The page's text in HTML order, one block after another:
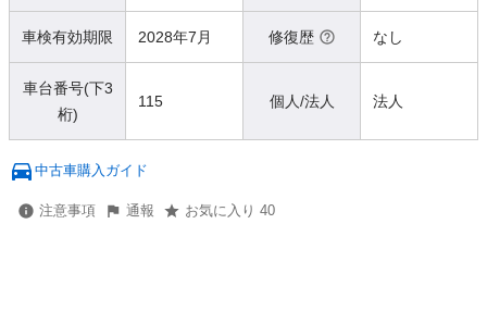
車検有効期限 2028年7月 修復歴 なし
車台番号(下3
桁)
115 個人/法人 法人
中古車購入ガイド
注意事項 通報 お気に入り 40